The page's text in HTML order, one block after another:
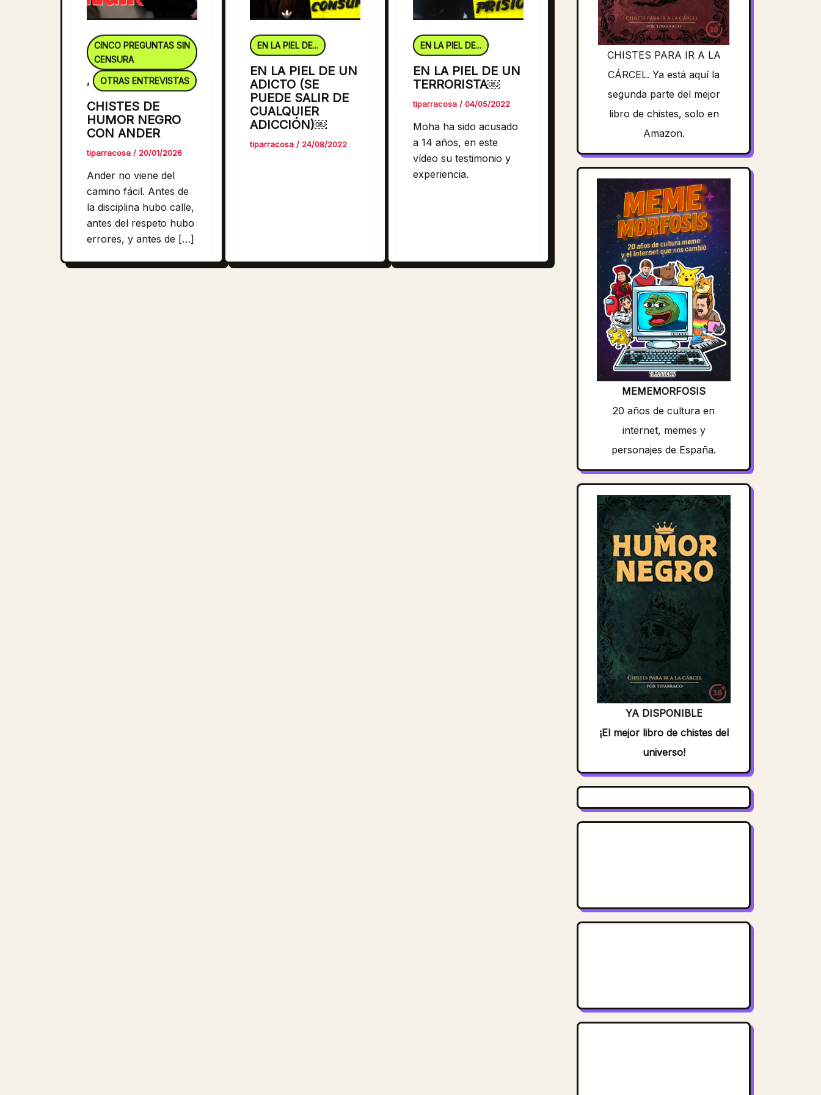
CINCO PREGUNTAS SIN
CENSURA
, OTRAS ENTREVISTAS
CHISTES DE
HUMOR NEGRO
CON ANDER
tiparracosa / 20/01/2026
Ander no viene del
camino fácil. Antes de
la disciplina hubo calle,
antes del respeto hubo
errores, y antes de […]
EN LA PIEL DE...
EN LA PIEL DE UN
ADICTO (SE
PUEDE SALIR DE
CUALQUIER
ADICCIÓN)￼
tiparracosa / 24/08/2022
EN LA PIEL DE...
EN LA PIEL DE UN
TERRORISTA￼
tiparracosa / 04/05/2022
Moha ha sido acusado
a 14 años, en este
vídeo su testimonio y
experiencia.
CHISTES PARA IR A LA
CÁRCEL. Ya está aquí la
segunda parte del mejor
libro de chistes, solo en
Amazon.
MEMEMORFOSIS
20 años de cultura en
internet, memes y
personajes de España.
YA DISPONIBLE
¡El mejor libro de chistes del
universo!